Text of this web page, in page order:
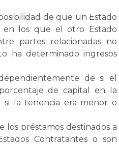
de que un Estado
en los que el otro Estado
partes relacionadas no
ha determinado ingresos
de si el
de capital en la
si la tenencia era menor o
los préstamos destinados a
Contratantes o son